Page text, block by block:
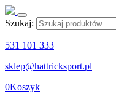
Szukaj:
531 101 333
sklep@hattricksport.pl
0Koszyk